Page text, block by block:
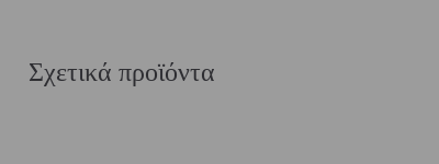
Σχετικά προϊόντα